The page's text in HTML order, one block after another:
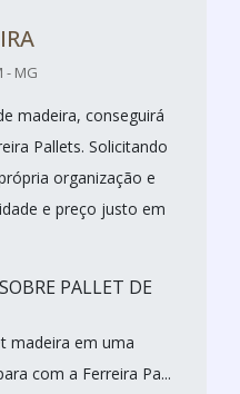
- MG
madeira, conseguirá
Pallets. Solicitando
organização e
e preço justo em
PALLET DE
madeira em uma
com a Ferreira Pa...